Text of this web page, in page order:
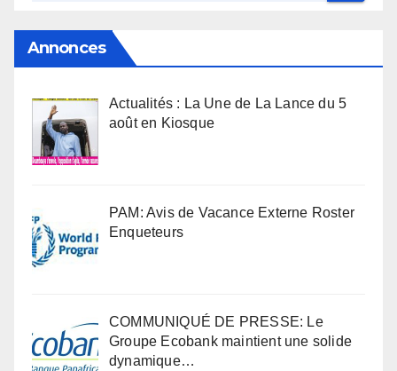
Annonces
Actualités : La Une de La Lance du 5
août en Kiosque
PAM: Avis de Vacance Externe Roster
Enqueteurs
COMMUNIQUÉ DE PRESSE: Le
Groupe Ecobank maintient une solide
dynamique…